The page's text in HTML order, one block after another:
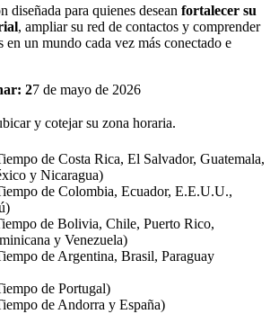
diseñada para quienes desean fortalecer su
, ampliar su red de contactos y comprender
en un mundo cada vez más conectado e
27 de mayo de 2026
y cotejar su zona horaria.
de Costa Rica, El Salvador, Guatemala,
y Nicaragua)
de Colombia, Ecuador, E.E.U.U.,
de Bolivia, Chile, Puerto Rico,
y Venezuela)
de Argentina, Brasil, Paraguay
de Portugal)
de Andorra y España)